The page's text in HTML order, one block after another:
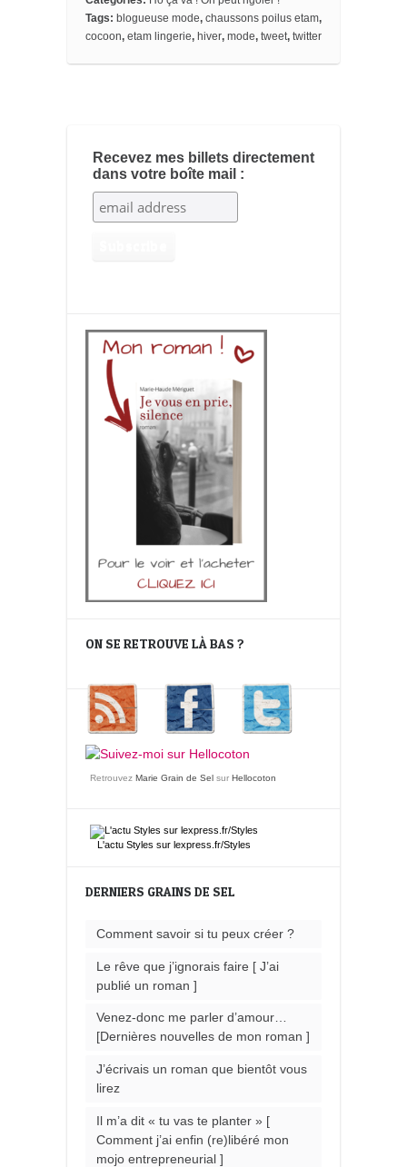
t d
o
o
k
a
Tags: blogueuse mode, chaussons poilus etam,
cocoon, etam lingerie, hiver, mode, tweet, twitter
Recevez mes billets directement
dans votre boîte mail :
ON SE RETROUVE LÀ BAS ?
Retrouvez Marie Grain de Sel sur Hellocoton
L'actu Styles sur lexpress.fr/Styles
DERNIERS GRAINS DE SEL
Comment savoir si tu peux créer ?
Le rêve que j’ignorais faire [ J’ai
publié un roman ]
Venez-donc me parler d’amour…
[Dernières nouvelles de mon roman ]
J’écrivais un roman que bientôt vous
lirez
Il m’a dit « tu vas te planter » [
Comment j’ai enfin (re)libéré mon
mojo entrepreneurial ]